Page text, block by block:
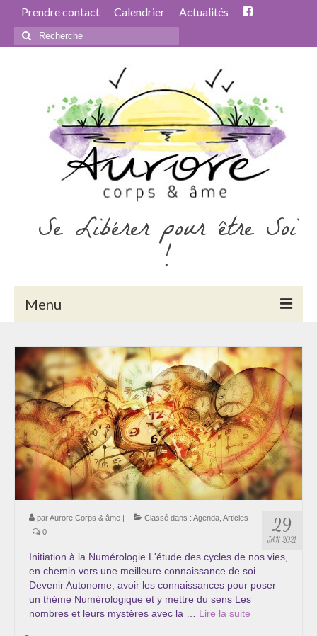
Prendre contact Calendrier Actualités
Rechercher
:
Se Libérer pour être Soi
!
Menu
Psychogénéalogie
La Numérologie Créative
Initiation à la Numérologie
Témoignages Initiation à la Numérologie
LMMA – EMDR
Soins énergétiques en Bioénergie et Reiki
Soin et éveil au Féminin authentique et sacré
Chemin de libération et d’expression de soi »
Cœur de Femme »
29
JAN 2021
parAurore,Corps & âme | Classé dans : Agenda Articles
|
0
Initiation à la Numérologie L'étude des cycles de nos vies,
en chemin vers une meilleure connaissance de soi.
Devenir Autonome, avoir les connaissances pour poser
un thème Numérologique et y mettre du sens Les
nombres et leurs mystères avec la … Lire la suite­­